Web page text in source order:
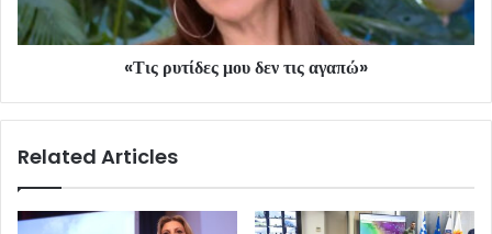
«Τις ρυτίδες μου δεν τις αγαπώ»
Related Articles